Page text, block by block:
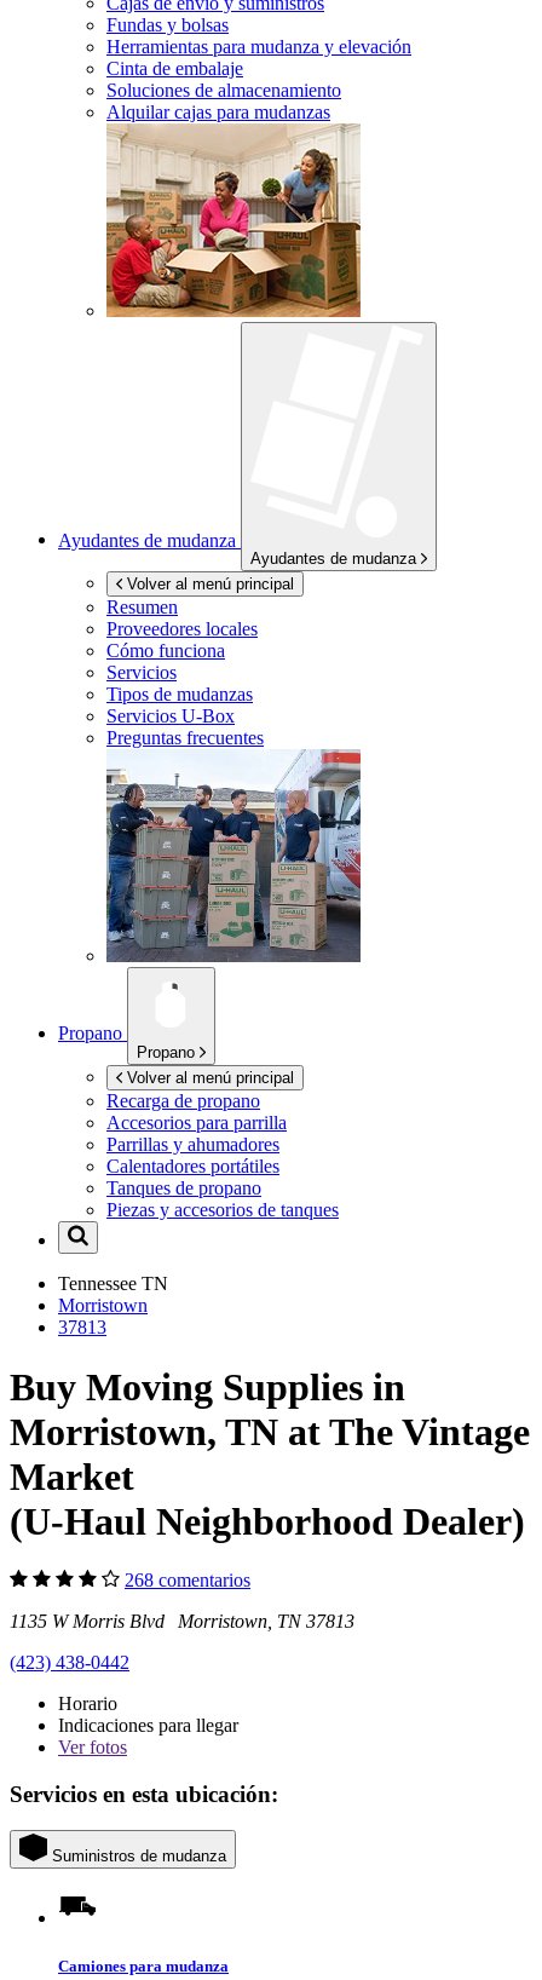
Fundas y bolsas
Herramientas para mudanza y elevación
Cinta de embalaje
Soluciones de almacenamiento
Alquilar cajas para mudanzas
Ayudantes de mudanza
Ayudantes de mudanza
Volver al menú principal
Resumen
Proveedores locales
Cómo funciona
Servicios
Tipos de mudanzas
Servicios U-Box
Preguntas frecuentes
Propano
Propano
Volver al menú principal
Recarga de propano
Accesorios para parrilla
Parrillas y ahumadores
Calentadores portátiles
Tanques de propano
Piezas y accesorios de tanques
Tennessee TN
Morristown
37813
Buy Moving Supplies in
Morristown, TN at The Vintage
Market
(U-Haul Neighborhood Dealer)
268 comentarios
1135 W Morris Blvd Morristown, TN 37813
(423) 438-0442
Horario
Indicaciones para llegar
Verfotos
Servicios en esta ubicación:
Suministros de mudanza
Camiones para mudanza